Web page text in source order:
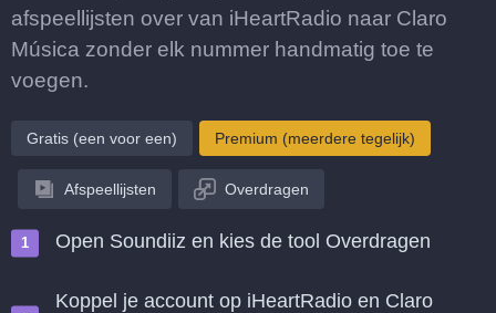
afspeellijsten over van iHeartRadio naar Claro
Música zonder elk nummer handmatig toe te
voegen.
Gratis (een voor een) Premium (meerdere tegelijk)
Afspeellijsten Overdragen
Open Soundiiz en kies de tool Overdragen
Koppel je account op iHeartRadio en Claro